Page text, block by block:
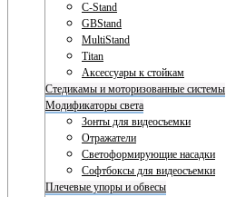
C-Stand
GBStand
MultiStand
Titan
Аксессуары к стойкам
Стедикамы и моторизованные системы
Модификаторы света
Зонты для видеосъемки
Отражатели
Светоформирующие насадки
Софтбоксы для видеосъемки
Плечевые упоры и обвесы